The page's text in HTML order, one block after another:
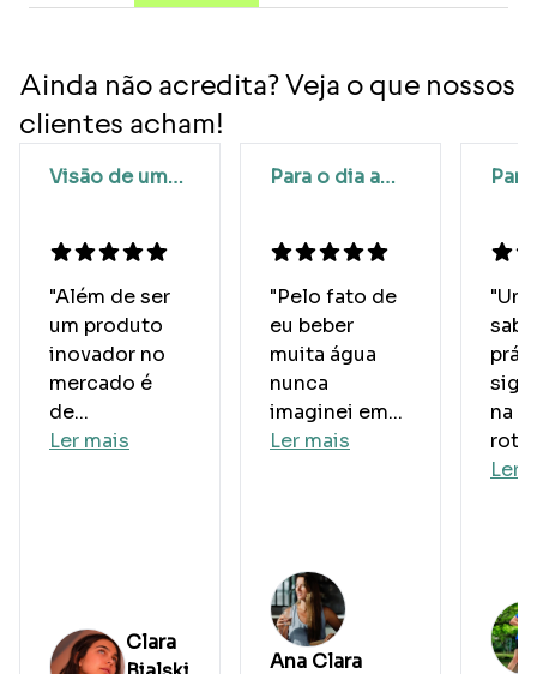
Ainda não acredita? Veja o que nossos
clientes acham!
Visão de uma
"Além de ser
um produto
inovador no
mercado é
de...
Ler mais
Clara
Para o dia a
"Pelo fato de
eu beber
muita água
nunca
imaginei em...
Ler mais
Ana Clara
Para
na
Ler